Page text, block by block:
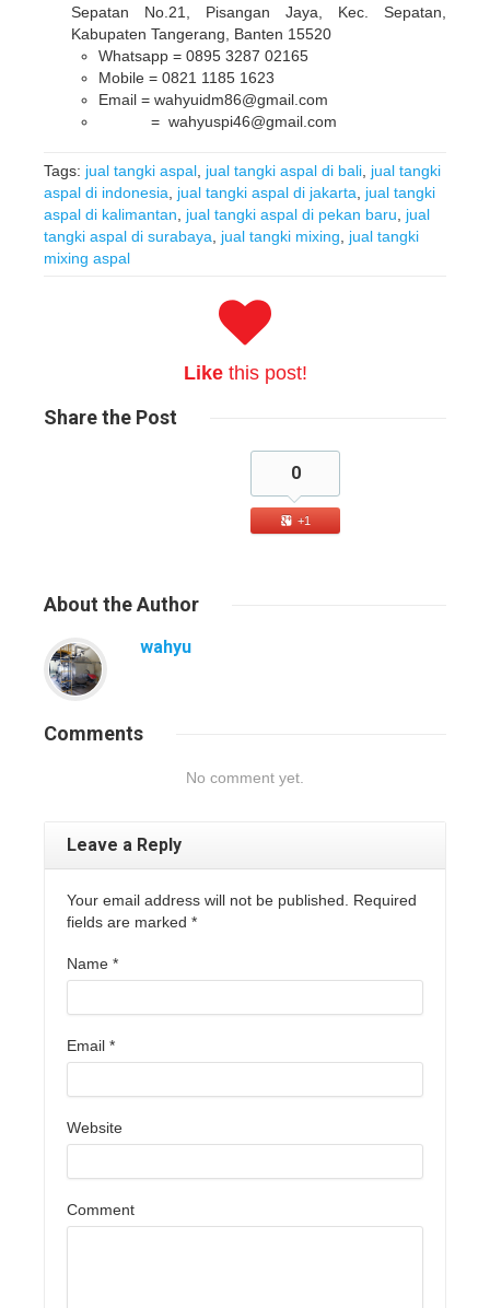
Sepatan No.21, Pisangan Jaya, Kec. Sepatan,
Kabupaten Tangerang, Banten 15520
Whatsapp = 0895 3287 02165
Mobile = 0821 1185 1623
Email = wahyuidm86@gmail.com
= wahyuspi46@gmail.com
Tags: jual tangki aspal jual tangki aspal di bali jual tangki
aspal di indonesia
jual tangki aspal di jakarta
jual tangki
aspal di kalimantan
jual tangki aspal di pekan baru
jual
tangki aspal di surabaya
jual tangki mixing
jual tangki
mixing aspal
Likethis post!
Sharethe Post
0
+1
About the Author
wahyu
Comments
No comment yet.
Leave a Reply
Your email address will not be published. Required
fields are marked *
Name *
Email *
Website
Comment